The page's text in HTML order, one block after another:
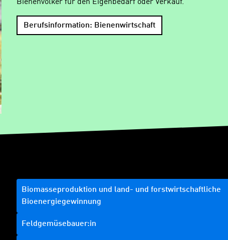
Bienenvölker für den Eigenbedarf oder Verkauf.
Berufsinformation: Bienenwirtschaft
Biomasseproduktion und land- und forstwirtschaftliche
Bioenergiegewinnung
Feldgemüsebauer:in